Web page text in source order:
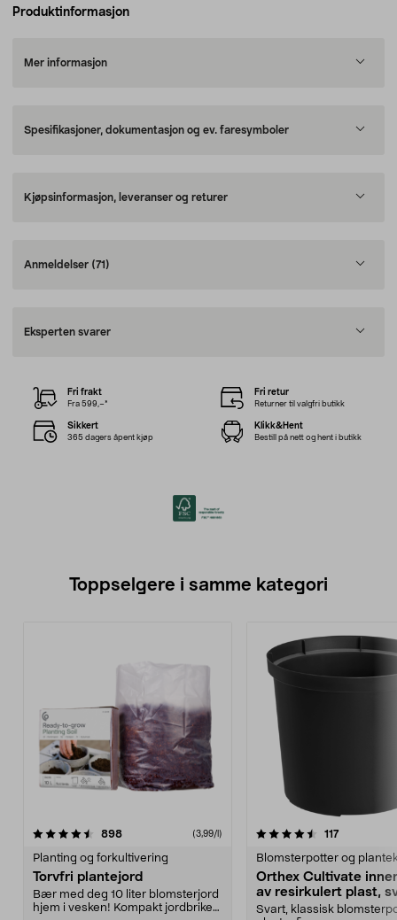
Produktinformasjon
Mer informasjon
Spesifikasjoner, dokumentasjon og ev. faresymboler
Kjøpsinformasjon, leveranser og returer
Anmeldelser (71)
Eksperten svarer
Fri frakt
Fra 599,–*
Fri retur
Returner til valgfri butikk
Sikkert
365 dagers åpent kjøp
Klikk&Hent
Bestill på nett og hent i butikk
Toppselgere i samme kategori
898anmeldelser (3,99/l)
Planting og forkultivering
Torvfri plantejord
Bær med deg 10 liter blomsterjord
hjem i vesken! Kompakt jordbrikett,
4.5 av 5 stjerner 117
Blomsterpotter og
Orthex Cultivate
av resirkulert plast,
Svart, klassisk
4.0 av 5 stjerner